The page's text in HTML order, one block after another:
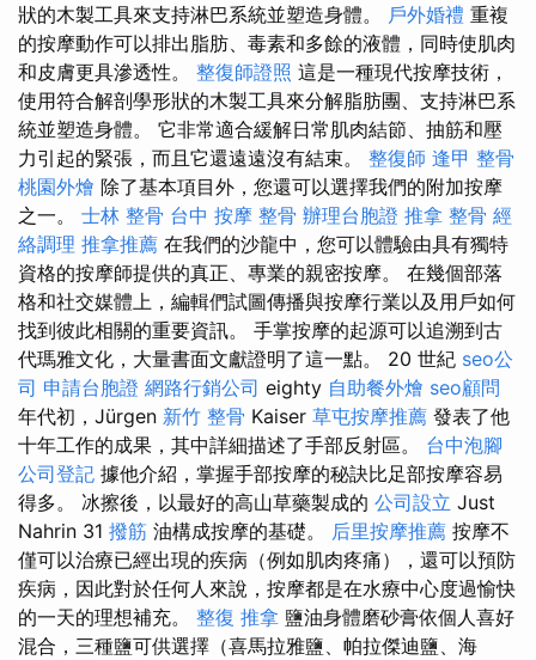
狀的木製工具來支持淋巴系統並塑造身體。 戶外婚禮 重複
的按摩動作可以排出脂肪、毒素和多餘的液體，同時使肌肉
和皮膚更具滲透性。 整復師證照 這是一種現代按摩技術，
使用符合解剖學形狀的木製工具來分解脂肪團、支持淋巴系
統並塑造身體。 它非常適合緩解日常肌肉結節、抽筋和壓
力引起的緊張，而且它還遠遠沒有結束。 整復師 逢甲 整骨
桃園外燴 除了基本項目外，您還可以選擇我們的附加按摩
之一。 士林 整骨 台中 按摩 整骨 辦理台胞證 推拿 整骨 經
絡調理 推拿推薦 在我們的沙龍中，您可以體驗由具有獨特
資格的按摩師提供的真正、專業的親密按摩。 在幾個部落
格和社交媒體上，編輯們試圖傳播與按摩行業以及用戶如何
找到彼此相關的重要資訊。 手掌按摩的起源可以追溯到古
代瑪雅文化，大量書面文獻證明了這一點。 20 世紀 seo公
司 申請台胞證 網路行銷公司 eighty 自助餐外燴 seo顧問
年代初，Jürgen 新竹 整骨 Kaiser 草屯按摩推薦 發表了他
十年工作的成果，其中詳細描述了手部反射區。 台中泡腳
公司登記 據他介紹，掌握手部按摩的秘訣比足部按摩容易
得多。 冰擦後，以最好的高山草藥製成的 公司設立 Just
Nahrin 31 撥筋 油構成按摩的基礎。 后里按摩推薦 按摩不
僅可以治療已經出現的疾病（例如肌肉疼痛），還可以預防
疾病，因此對於任何人來說，按摩都是在水療中心度過愉快
的一天的理想補充。 整復 推拿 鹽油身體磨砂膏依個人喜好
混合，三種鹽可供選擇（喜馬拉雅鹽、帕拉傑迪鹽、海